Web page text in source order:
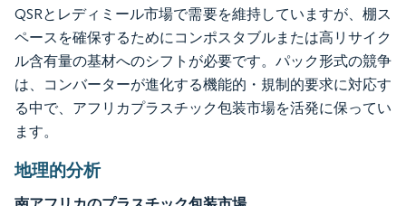
QSRとレディミール市場で需要を維持していますが、棚ス
ペースを確保するためにコンポスタブルまたは高リサイク
ル含有量の基材へのシフトが必要です。パック形式の競争
は、コンバーターが進化する機能的・規制的要求に対応す
る中で、アフリカプラスチック包装市場を活発に保ってい
ます。
地理的分析